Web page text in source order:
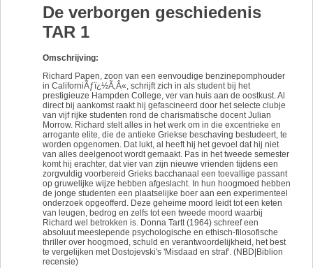
De verborgen geschiedenis
TAR 1
Omschrijving:
Richard Papen, zoon van een eenvoudige benzinepomphouder
in CaliforniÃƒï¿½Ã‚Â«, schrijft zich in als student bij het
prestigieuze Hampden College, ver van huis aan de oostkust. Al
direct bij aankomst raakt hij gefascineerd door het selecte clubje
van vijf rijke studenten rond de charismatische docent Julian
Morrow. Richard stelt alles in het werk om in die excentrieke en
arrogante elite, die de antieke Griekse beschaving bestudeert, te
worden opgenomen. Dat lukt, al heeft hij het gevoel dat hij niet
van alles deelgenoot wordt gemaakt. Pas in het tweede semester
komt hij erachter, dat vier van zijn nieuwe vrienden tijdens een
zorgvuldig voorbereid Grieks bacchanaal een toevallige passant
op gruwelijke wijze hebben afgeslacht. In hun hoogmoed hebben
de jonge studenten een plaatselijke boer aan een experimenteel
onderzoek opgeofferd. Deze geheime moord leidt tot een keten
van leugen, bedrog en zelfs tot een tweede moord waarbij
Richard wel betrokken is. Donna Tartt (1964) schreef een
absoluut meeslepende psychologische en ethisch-filosofische
thriller over hoogmoed, schuld en verantwoordelijkheid, het best
te vergelijken met Dostojevski's 'Misdaad en straf'. (NBD|Biblion
recensie)